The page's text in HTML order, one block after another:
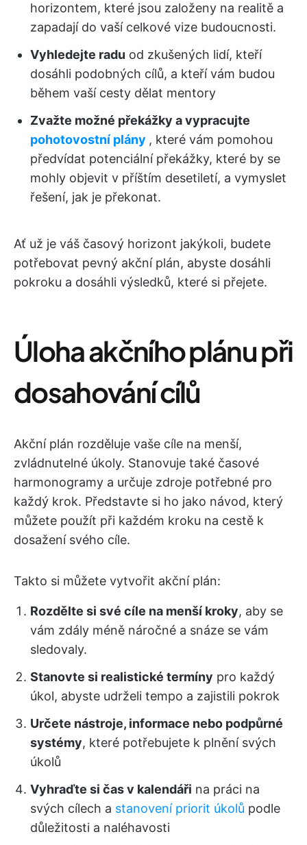
horizontem, které jsou založeny na realitě a
zapadají do vaší celkové vize budoucnosti.
Vyhledejte radu od zkušených lidí, kteří
dosáhli podobných cílů, a kteří vám budou
během vaší cesty dělat mentory
Zvažte možné překážky a vypracujte
pohotovostní plány , které vám pomohou
předvídat potenciální překážky, které by se
mohly objevit v příštím desetiletí, a vymyslet
řešení, jak je překonat.
Ať už je váš časový horizont jakýkoli, budete
potřebovat pevný akční plán, abyste dosáhli
pokroku a dosáhli výsledků, které si přejete.
Úloha akčního plánu při
dosahování cílů
Akční plán rozděluje vaše cíle na menší,
zvládnutelné úkoly. Stanovuje také časové
harmonogramy a určuje zdroje potřebné pro
každý krok. Představte si ho jako návod, který
můžete použít při každém kroku na cestě k
dosažení svého cíle.
Takto si můžete vytvořit akční plán:
Rozdělte si své cíle na menší kroky, aby se
vám zdály méně náročné a snáze se vám
sledovaly.
Stanovte si realistické termíny pro každý
úkol, abyste udrželi tempo a zajistili pokrok
Určete nástroje, informace nebo podpůrné
systémy, které potřebujete k plnění svých
úkolů
Vyhraďte si čas v kalendáři na práci na
svých cílech a stanovení priorit úkolů podle
důležitosti a naléhavosti